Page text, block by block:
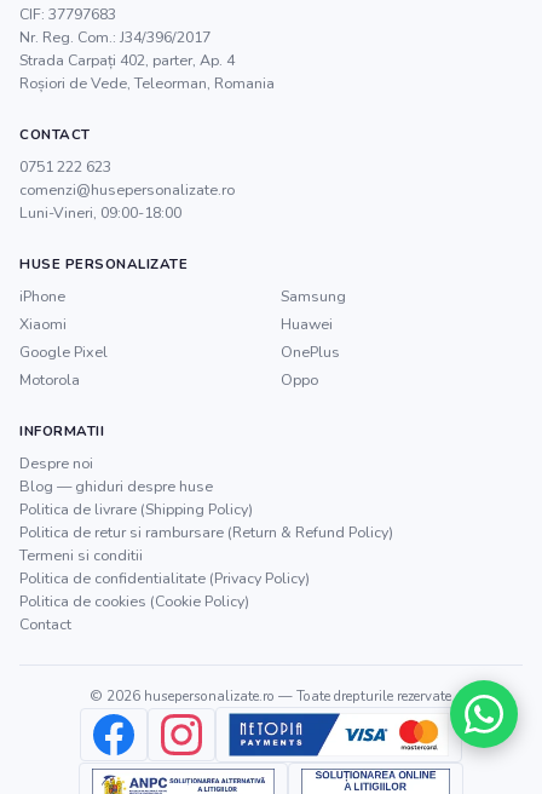
CIF: 37797683
Nr. Reg. Com.: J34/396/2017
Strada Carpați 402, parter, Ap. 4
Roșiori de Vede,Teleorman, Romania
CONTACT
0751 222 623
comenzi@husepersonalizate.ro
Luni-Vineri, 09:00-18:00
HUSE PERSONALIZATE
iPhone
Samsung
Xiaomi
Huawei
Google Pixel
OnePlus
Motorola
Oppo
INFORMATII
Despre noi
Blog — ghiduri despre huse
Politica de livrare (Shipping Policy)
Politica de retur si rambursare (Return & Refund Policy)
Termeni si conditii
Politica de confidentialitate (Privacy Policy)
Politica de cookies (Cookie Policy)
Contact
© 2026 husepersonalizate.ro — Toate drepturile rezervate